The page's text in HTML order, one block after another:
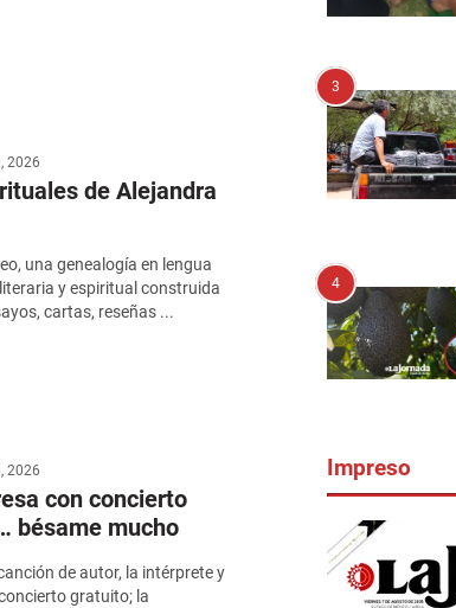
2026
de Alejandra
una genealogía en lengua
y espiritual construida
cartas, reseñas ...
2026
con concierto
bésame mucho
de autor, la intérprete y
gratuito; la
3
4
Impreso